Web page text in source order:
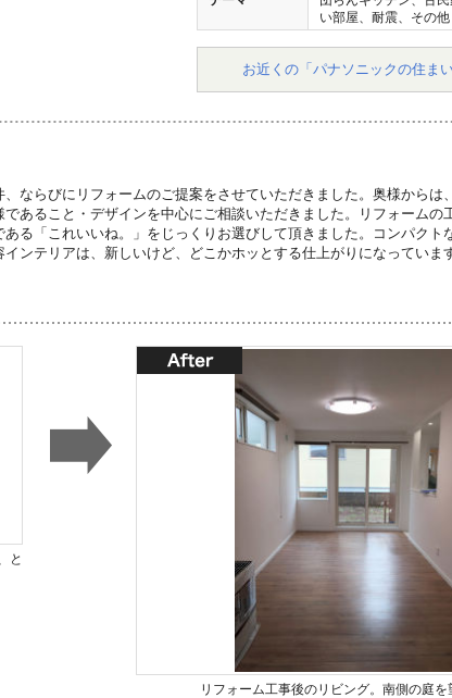
い部屋、耐震、その他
お近くの「パナソニックの住ま
ならびにリフォームのご提案をさせていただきました。奥様からは
であること・デザインを中心にご相談いただきました。リフォームの
る「これいいね。」をじっくりお選びして頂きました。コンパクト
ンテリアは、新しいけど、どこかホッとする仕上がりになっています
と
リフォーム工事後のリビング。南側の庭を